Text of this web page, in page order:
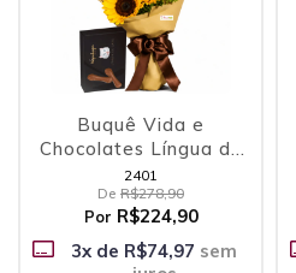
Buquê Vida e
Chocolates Língua de
Gato
2401
De R$278,90
Por R$224,90
3x de R$74,97 sem